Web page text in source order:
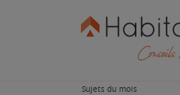
Sujets du mois